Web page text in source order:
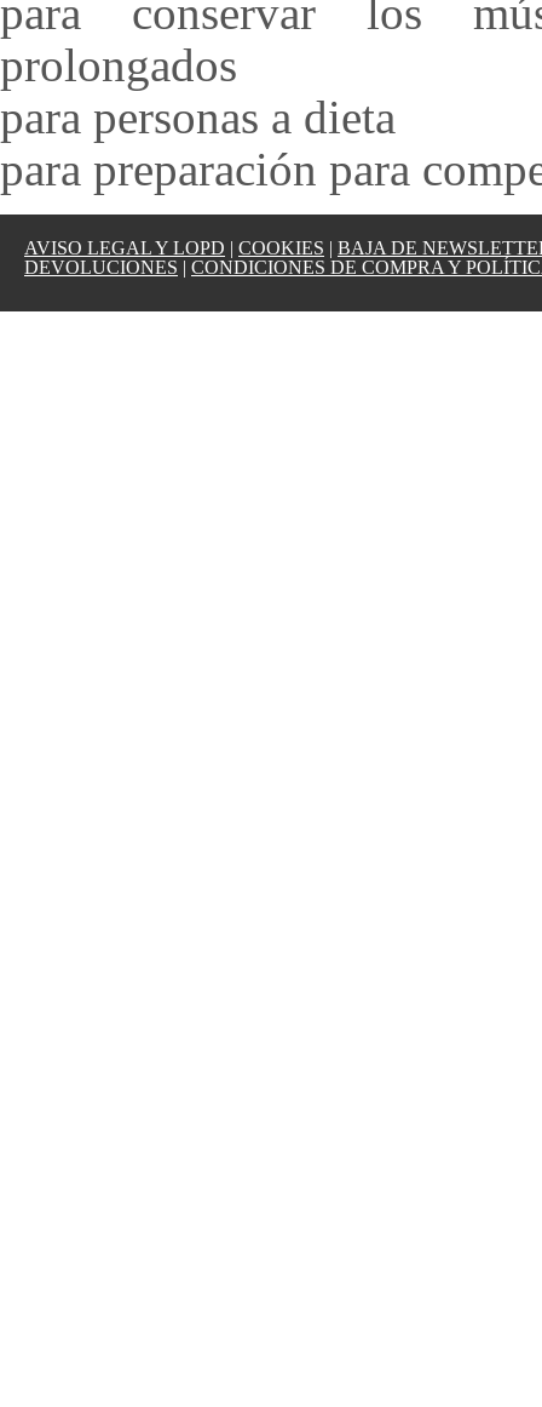
para conservar los
prolongados
para personas a dieta
para preparación para
AVISO LEGAL Y LOPD | COOKIES | BAJA DE
DEVOLUCIONES | CONDICIONES DE COMPRA Y